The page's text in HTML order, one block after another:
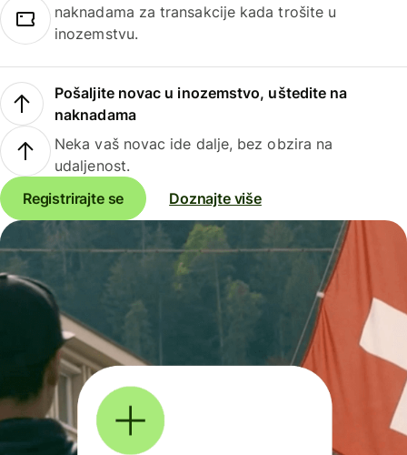
naknadama za transakcije kada trošite u
inozemstvu.
Pošaljite novac u inozemstvo, uštedite na
naknadama
Neka vaš novac ide dalje, bez obzira na
udaljenost.
Registrirajte se
Doznajte više